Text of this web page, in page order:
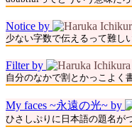
Notice by
少ない字数で伝えるって難し
Filter by
自分のなかで割とかっこよく
My faces ~永遠の光~ by
ひさしぷりに日本語の題名が